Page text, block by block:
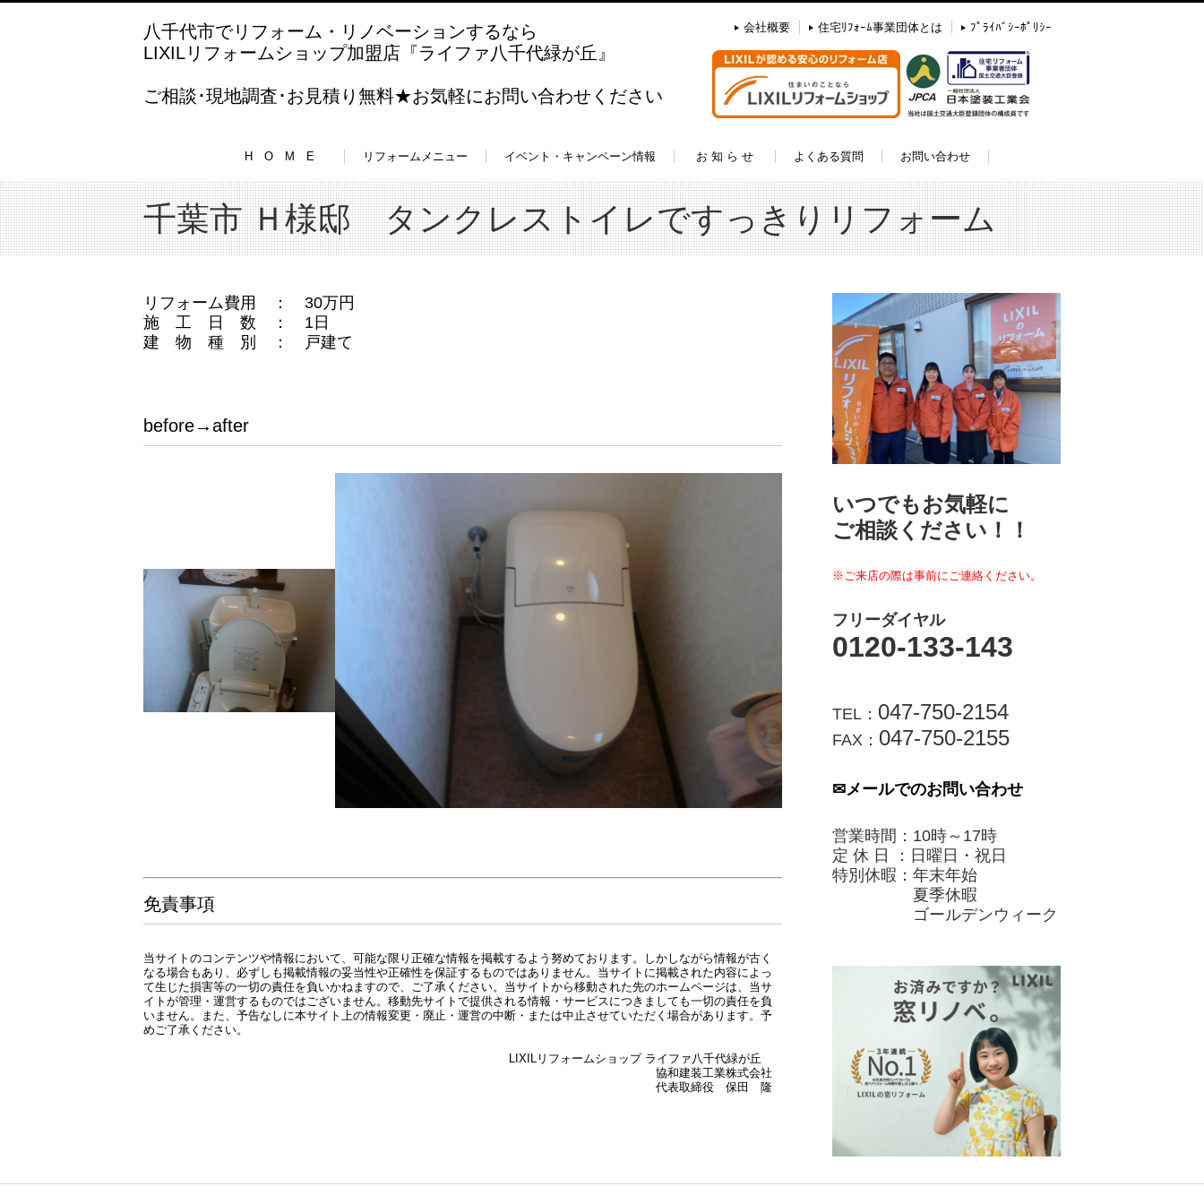
八千代市でリフォーム・リノベーションするなら
LIXILリフォームショップ加盟店『ライファ八千代緑が丘』
ご相談･現地調査･お見積り無料★お気軽にお問い合わせください
会社概要 住宅ﾘﾌｫｰﾑ事業団体とは ﾌﾟﾗｲﾊﾞｼｰﾎﾟﾘｼｰ
H O M E リフォームメニュー イベント・キャンペーン情報 お 知 ら せ よくある質問 お問い合わせ
千葉市 Ｈ様邸 タンクレストイレですっきりリフォーム
リフォーム費用 ： 30万円
施 工 日 数 ： 1日
建 物 種 別 ： 戸建て
before→after
免責事項
当サイトのコンテンツや情報において、可能な限り正確な情報を掲載するよう努めております。しかしながら情報が古く
なる場合もあり、必ずしも掲載情報の妥当性や正確性を保証するものではありません。当サイトに掲載された内容によっ
て生じた損害等の一切の責任を負いかねますので、ご了承ください。当サイトから移動された先のホームページは、当サ
イトが管理・運営するものではございません。移動先サイトで提供される情報・サービスにつきましても一切の責任を負
いません。また、予告なしに本サイト上の情報変更・廃止・運営の中断・または中止させていただく場合があります。予
めご了承ください。
LIXILリフォームショップ ライファ八千代緑が丘
協和建装工業株式会社
代表取締役 保田 隆
いつでもお気軽に
ご相談ください！！
※ご来店の際は事前にご連絡ください。
フリーダイヤル
0120-133-143
TEL： 047-750-2154
FAX： 047-750-2155
✉メールでのお問い合わせ
営業時間：10時～17時
定 休 日 ：日曜日・祝日
特別休暇：年末年始
夏季休暇
ゴールデンウィーク